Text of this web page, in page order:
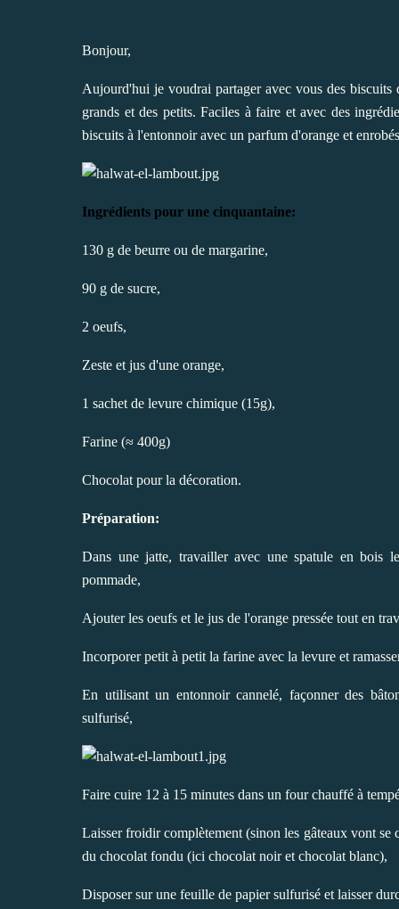
Bonjour,
Aujourd'hui je voudrai partager avec vous des
grands et des petits. Faciles à faire et avec des
biscuits à l'entonnoir avec un parfum d'orange et
Ingrédients pour une cinquantaine:
130 g de beurre ou de margarine,
90 g de sucre,
2 oeufs,
Zeste et jus d'une orange,
1 sachet de levure chimique (15g),
Farine (≈ 400g)
Chocolat pour la décoration.
Préparation:
Dans une jatte, travailler avec une spatule en bois
pommade,
Ajouter les oeufs et le jus de l'orange pressée tout en
Incorporer petit à petit la farine avec la levure et
En utilisant un entonnoir cannelé, façonner des
sulfurisé,
Faire cuire 12 à 15 minutes dans un four chauffé à
Laisser froidir complètement (sinon les gâteaux vont se
du chocolat fondu (ici chocolat noir et chocolat blanc),
Disposer sur une feuille de papier sulfurisé et laisser